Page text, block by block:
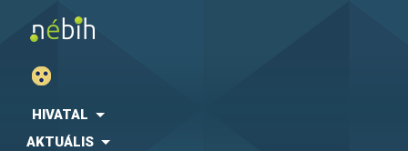
HIVATAL
AKTUÁLIS